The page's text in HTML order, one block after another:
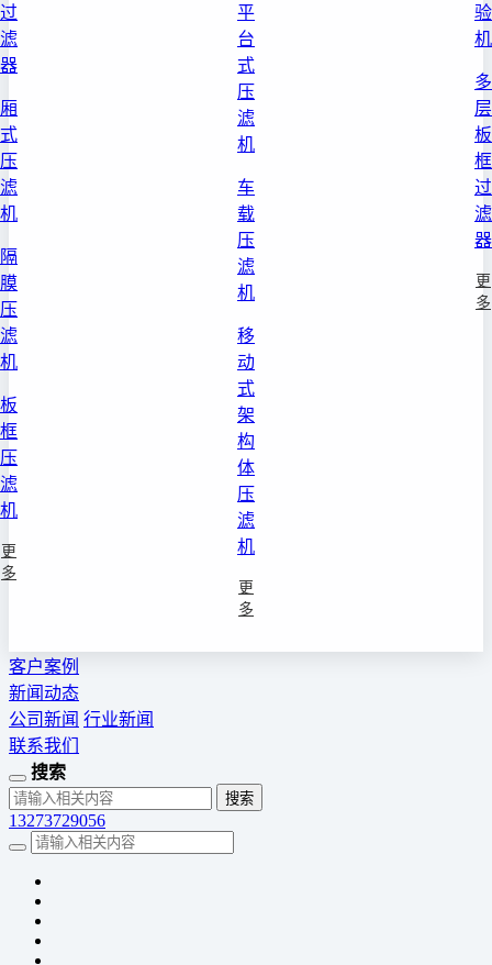
过
滤
器
厢
式
压
滤
机
隔
膜
压
滤
机
板
框
压
滤
机
更
多
平
台
式
压
滤
机
车
载
压
滤
机
移
动
式
架
构
体
压
滤
机
更
多
验
机
多
层
板
框
过
滤
器
更
多
客户案例
新闻动态
公司新闻 行业新闻
联系我们
搜索
13273729056